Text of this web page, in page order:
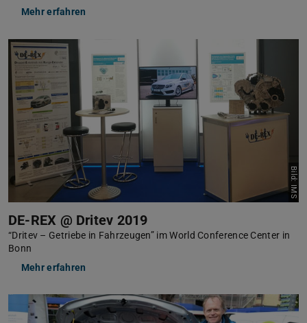
Mehr erfahren
Bild: IMS
DE-REX @ Dritev 2019
“Dritev – Getriebe in Fahrzeugen” im World Conference Center in
Bonn
Mehr erfahren